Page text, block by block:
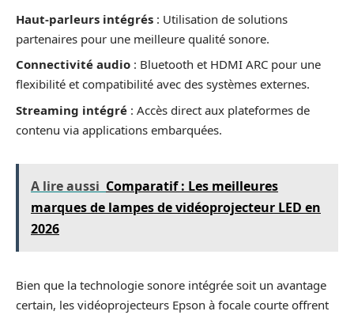
Haut-parleurs intégrés : Utilisation de solutions
partenaires pour une meilleure qualité sonore.
Connectivité audio : Bluetooth et HDMI ARC pour une
flexibilité et compatibilité avec des systèmes externes.
Streaming intégré : Accès direct aux plateformes de
contenu via applications embarquées.
A lire aussi Comparatif : Les meilleures
marques de lampes de vidéoprojecteur LED en
2026
Bien que la technologie sonore intégrée soit un avantage
certain, les vidéoprojecteurs Epson à focale courte offrent